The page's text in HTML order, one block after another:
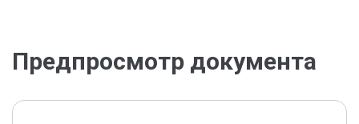
Предпросмотр документа